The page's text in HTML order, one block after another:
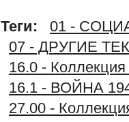
Теги:
01 -
07 - ДРУГИЕ
16.0 -
16.1 - ВОЙНА
27.00 -